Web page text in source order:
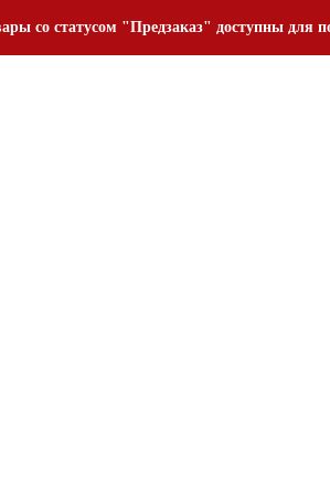
со статусом "Предзаказ" доступны для